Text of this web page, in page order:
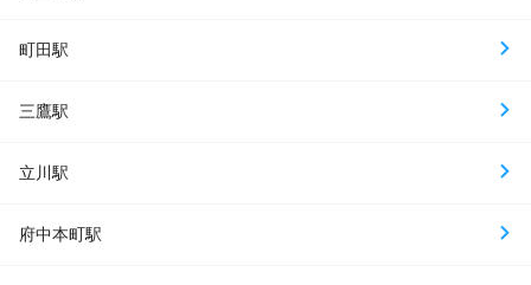
町田駅
三鷹駅
立川駅
府中本町駅